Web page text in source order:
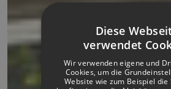
Diese
verwendet
Wir verwenden eigene und
Cookies, um die
Website wie zum Beispiel die